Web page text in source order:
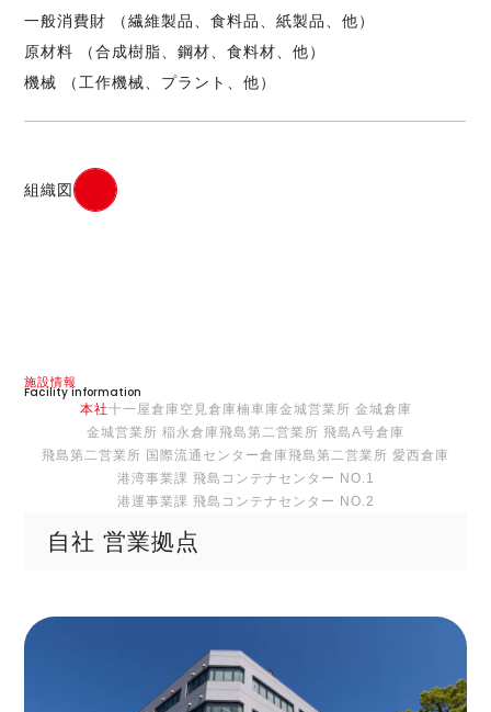
一般消費財 （繊維製品、食料品、紙製品、他）
原材料 （合成樹脂、鋼材、食料材、他）
機械 （工作機械、プラント、他）
組織図
施設情報
Facility information
本社十一屋倉庫空見倉庫楠車庫金城営業所 金城倉庫
金城営業所 稲永倉庫飛島第二営業所 飛島A号倉庫
飛島第二営業所 国際流通センター倉庫飛島第二営業所 愛西倉庫
港湾事業課 飛島コンテナセンター NO.1
港運事業課 飛島コンテナセンター NO.2
自社 営業拠点